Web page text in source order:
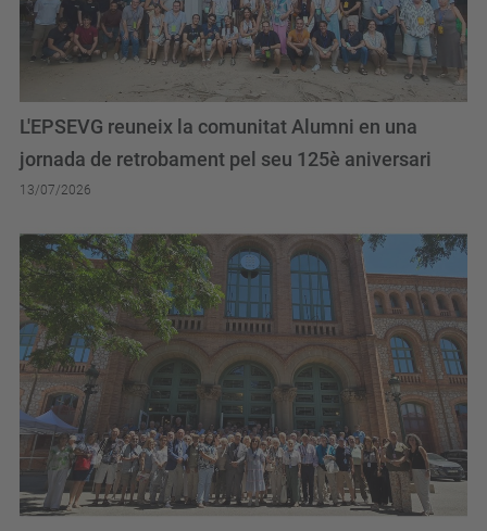
L'EPSEVG reuneix la comunitat Alumni en una
jornada de retrobament pel seu 125è aniversari
13/07/2026